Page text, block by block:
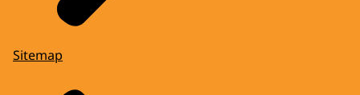
Sitemap